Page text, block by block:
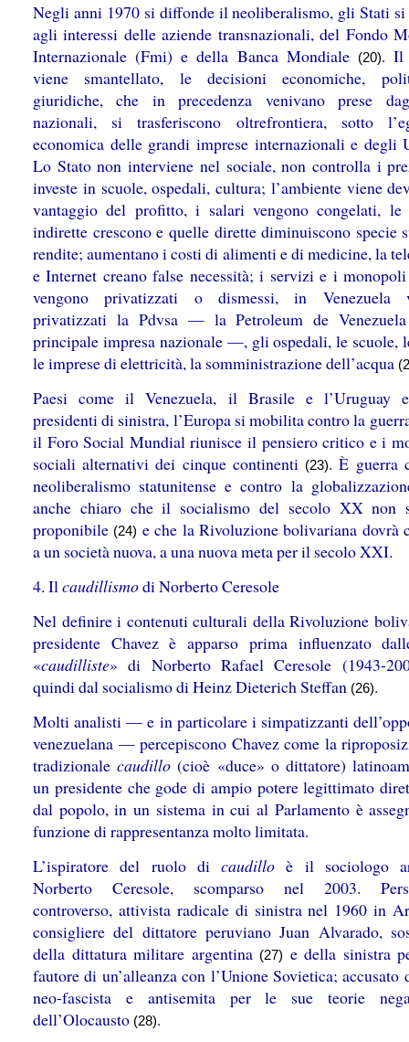
Negli anni 1970 si diffonde il neoliberalismo, gli Stati si
agli interessi delle aziende transnazionali, del Fondo
Internazionale (Fmi) e della Banca Mondiale (20).
viene smantellato, le decisioni economiche,
giuridiche, che in precedenza venivano prese
nazionali, si trasferiscono oltrefrontiera, sotto
economica delle grandi imprese internazionali e degli
Lo Stato non interviene nel sociale, non controlla i
investe in scuole, ospedali, cultura; l’ambiente viene
vantaggio del profitto, i salari vengono congelati, le
indirette crescono e quelle dirette diminuiscono specie
rendite; aumentano i costi di alimenti e di medicine, la
e Internet creano false necessità; i servizi e i
vengono privatizzati o dismessi, in Venezuela
privatizzati la Pdvsa — la Petroleum de
principale impresa nazionale —, gli ospedali, le scuole,
le imprese di elettricità, la somministrazione dell’acqua
Paesi come il Venezuela, il Brasile e l’Uruguay
presidenti di sinistra, l’Europa si mobilita contro la
il Foro Social Mundial riunisce il pensiero critico e i
sociali alternativi dei cinque continenti (23). È guerra
neoliberalismo statunitense e contro la
anche chiaro che il socialismo del secolo XX non
proponibile (24) e che la Rivoluzione bolivariana dovrà
a un società nuova, a una nuova meta per il secolo XXI.
4. Ilcaudillismodi Norberto Ceresole
Nel definire i contenuti culturali della Rivoluzione
presidente Chavez è apparso prima influenzato
«caudilliste» di Norberto Rafael Ceresole (1943-
quindi dal socialismo di Heinz Dieterich Steffan (26).
Molti analisti — e in particolare i simpatizzanti
venezuelana — percepiscono Chavez come la
tradizionalecaudillo (cioè «duce» o dittatore)
un presidente che gode di ampio potere legittimato
dal popolo, in un sistema in cui al Parlamento è
funzione di rappresentanza molto limitata.
L’ispiratore del ruolo di caudillo è il sociologo
Norberto Ceresole, scomparso nel 2003.
controverso, attivista radicale di sinistra nel 1960 in
consigliere del dittatore peruviano Juan Alvarado,
della dittatura militare argentina (27) e della sinistra
fautore di un’alleanza con l’Unione Sovietica; accusato
neo-fascista e antisemita per le sue teorie
dell’Olocausto (28).